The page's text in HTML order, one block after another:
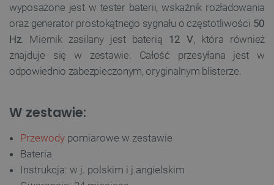
wyposażone jest w tester baterii, wskaźnik rozładowania
oraz generator prostokątnego sygnału o częstotliwości 50
Hz. Miernik zasilany jest baterią 12 V, która również
znajduje się w zestawie. Całość przesyłana jest w
odpowiednio zabezpieczonym, oryginalnym blisterze.
W zestawie:
Przewody pomiarowe w zestawie
Bateria
Instrukcja: w j. polskim i j.angielskim